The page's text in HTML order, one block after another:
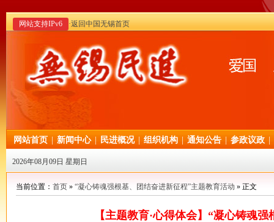
网站支持IPv6 ·返回中国无锡首页
网站首页 新闻中心 民进概况 组织机构 通知公告 参政议政
2026年08月09日 星期日
当前位置： 首页 » “凝心铸魂强根基、团结奋进新征程”主题教育活动 » 正文
【主题教育·心得体会】“凝心铸魂